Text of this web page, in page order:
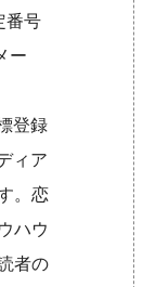
番号
ー
登録
ィア
。恋
ハウ
者の